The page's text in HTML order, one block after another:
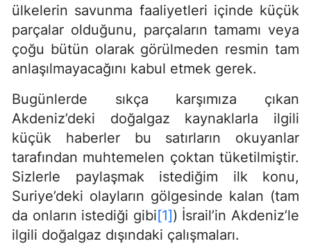
ülkelerin savunma faaliyetleri içinde küçük
parçalar olduğunu, parçaların tamamı veya
çoğu bütün olarak görülmeden resmin tam
anlaşılmayacağını kabul etmek gerek.
Bugünlerde sıkça karşımıza çıkan
Akdeniz’deki doğalgaz kaynaklarla ilgili
küçük haberler bu satırların okuyanlar
tarafından muhtemelen çoktan tüketilmiştir.
Sizlerle paylaşmak istediğim ilk konu,
Suriye’deki olayların gölgesinde kalan (tam
da onların istediği gibi[1]) İsrail’in Akdeniz’le
ilgili doğalgaz dışındaki çalışmaları.